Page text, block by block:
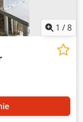
1 /8